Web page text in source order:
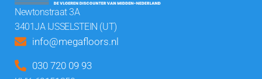
Newtonstraat 3A
3401JA IJSSELSTEIN (UT)
info@megafloors.nl
030 720 09 93